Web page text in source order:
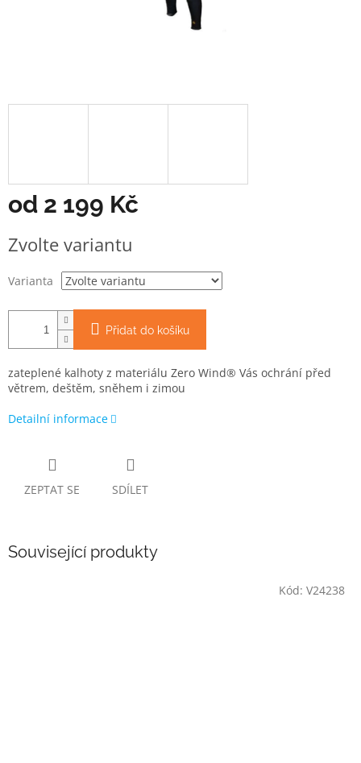
od 2 199 Kč
cena:
Zvolte variantu
Varianta
Přidat do košíku
zateplené kalhoty z materiálu Zero Wind® Vás ochrání před
větrem, deštěm, sněhem i zimou
Detailní informace
ZEPTAT SE SDÍLET
Související produkty
Kód: V24238